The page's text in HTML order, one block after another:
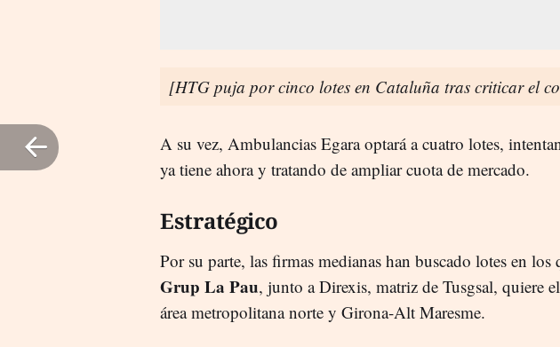
[HTG puja por cinco lotes en Cataluña tras criticar el
A su vez, Ambulancias Egara optará a cuatro lotes,
ya tiene ahora y tratando de ampliar cuota de mercado.
Estratégico
Por su parte, las firmas medianas han buscado lotes en
Grup La Pau, junto a Direxis, matriz de Tusgsal, quiere
área metropolitana norte y Girona-Alt Maresme.